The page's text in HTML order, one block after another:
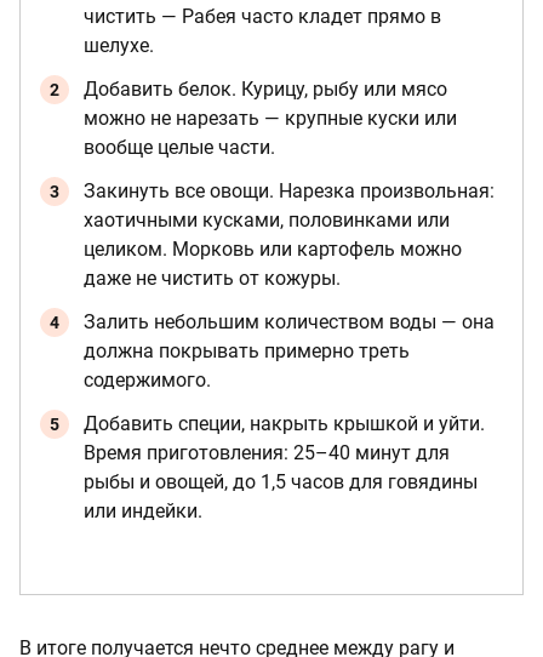
чистить — Рабея часто кладет прямо в
шелухе.
Добавить белок. Курицу, рыбу или мясо
можно не нарезать — крупные куски или
вообще целые части.
Закинуть все овощи. Нарезка произвольная:
хаотичными кусками, половинками или
целиком. Морковь или картофель можно
даже не чистить от кожуры.
Залить небольшим количеством воды — она
должна покрывать примерно треть
содержимого.
Добавить специи, накрыть крышкой и уйти.
Время приготовления: 25–40 минут для
рыбы и овощей, до 1,5 часов для говядины
или индейки.
В итоге получается нечто среднее между рагу и